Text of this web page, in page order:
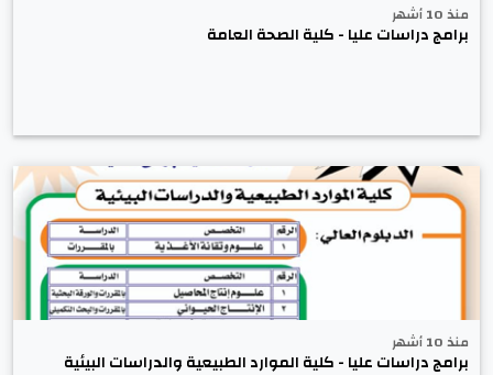
منذ 10 أشهر
برامج دراسات عليا - كلية الصحة العامة
منذ 10 أشهر
برامج دراسات عليا - كلية الموارد الطبيعية والدراسات البيئية